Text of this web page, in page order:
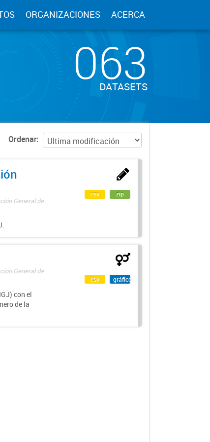
ORGANIZACIONES ACERCA
063
DATASETS
Ordenar
General de
csv zip
General de
con el
de la
csv gráfico